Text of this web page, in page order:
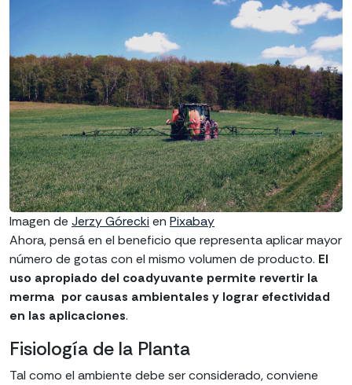
Imagen de Jerzy Górecki en Pixabay
Ahora, pensá en el beneficio que representa aplicar mayor
número de gotas con el mismo volumen de producto. El
uso apropiado del coadyuvante permite revertir la
merma por causas ambientales y lograr efectividad
en las aplicaciones.
Fisiología de la Planta
Tal como el ambiente debe ser considerado, conviene